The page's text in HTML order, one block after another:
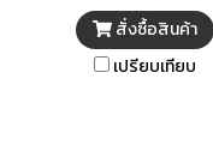
สั่งซื้อสินค้า
เปรียบเทียบ